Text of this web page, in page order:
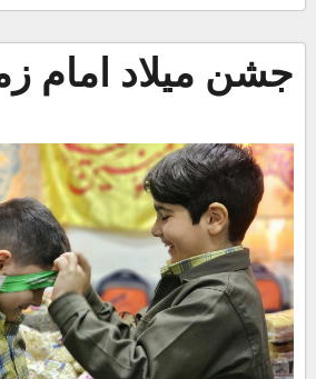
جشن میلاد امام